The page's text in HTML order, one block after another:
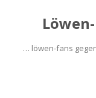
… löwen-fans